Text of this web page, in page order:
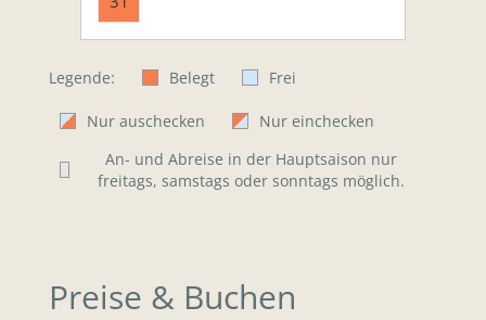
Legende: Belegt Frei
Nur auschecken
Nur einchecken
An- und Abreise in der Hauptsaison nur
freitags, samstags oder sonntags möglich.
Preise & Buchen